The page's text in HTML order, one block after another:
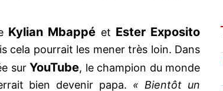
Kylian Mbappé et Ester Exposito
cela pourrait les mener très loin. Dans
sur YouTube, le champion du monde
bien devenir papa. « Bientôt un